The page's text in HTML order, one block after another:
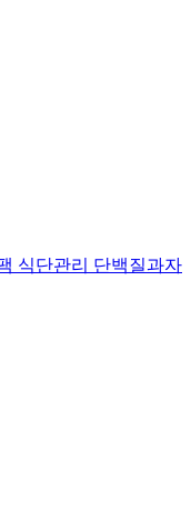
식단관리 단백질과자